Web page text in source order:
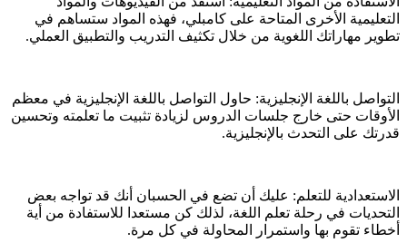
التعليمية الأخرى المتاحة على كامبلي، فهذه المواد ستساهم في
تطوير مهاراتك اللغوية من خلال تكثيف التدريب والتطبيق العملي.
التواصل باللغة الإنجليزية: حاول التواصل باللغة الإنجليزية في معظم
الأوقات حتى خارج جلسات الدروس لزيادة تثبيت ما تعلمته وتحسين
قدرتك على التحدث بالإنجليزية.
الاستعدادية للتعلم: عليك أن تضع في الحسبان أنك قد تواجه بعض
التحديات في رحلة تعلم اللغة، لذلك كن مستعدا للاستفادة من أية
أخطاء تقوم بها واستمرار المحاولة في كل مرة.